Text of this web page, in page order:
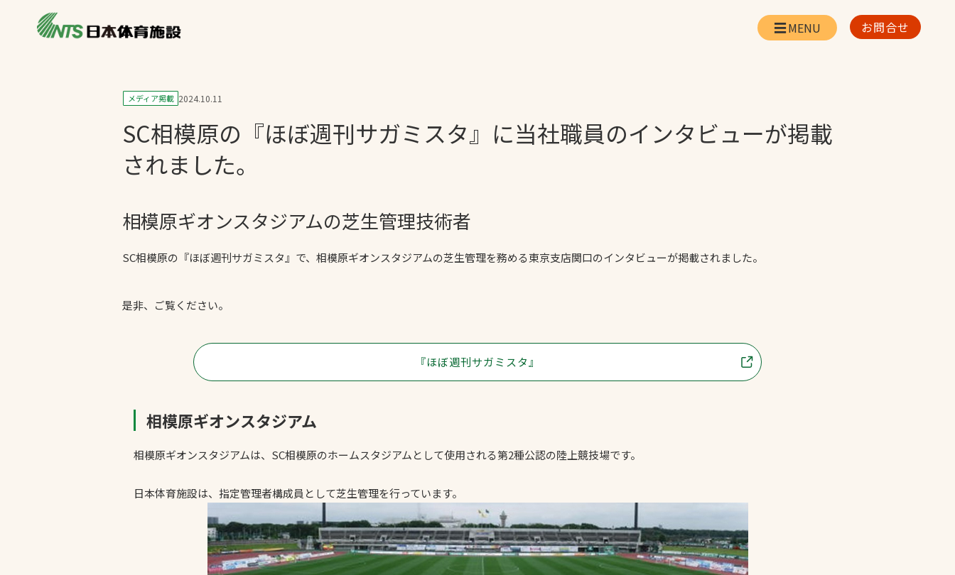
ニュース
ライブラリ
一覧を見る
熱中症対策ミスト
工芝
環境対応ウレタン
全天候舗装
クレイ（土）舗装
防球設備
暑さ対策
社長挨拶
採用情報
プライバシーポリシ
文字の見えづらさや操作にお困りの方へ
お問合せ
メディア掲載 2024.10.11
SC相模原の『ほぼ週刊サガミスタ』に当社職員のインタビューが掲載
されました。
相模原ギオンスタジアムの芝生管理技術者
SC相模原の『ほぼ週刊サガミスタ』で、相模原ギオンスタジアムの芝生管理を務める東京支店関口のインタビューが掲載されました。
是非、ご覧ください。
『ほぼ週刊サガミスタ』
相模原ギオンスタジアム
相模原ギオンスタジアムは、SC相模原のホームスタジアムとして使用される第2種公認の陸上競技場です。
日本体育施設は、指定管理者構成員として芝生管理を行っています。